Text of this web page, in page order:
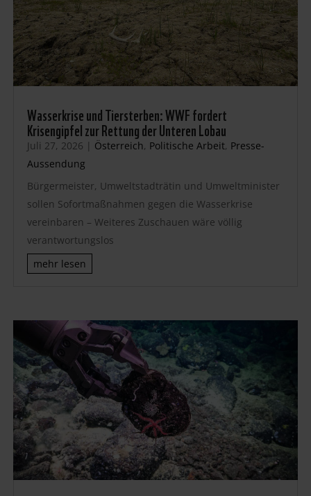
Wasserkrise und Tiersterben: WWF fordert
Krisengipfel zur Rettung der Unteren Lobau
Juli 27, 2026 | Österreich, Politische Arbeit, Presse-
Aussendung
Bürgermeister, Umweltstadträtin und Umweltminister
sollen Sofortmaßnahmen gegen die Wasserkrise
vereinbaren – Weiteres Zuschauen wäre völlig
verantwortungslos
mehr lesen